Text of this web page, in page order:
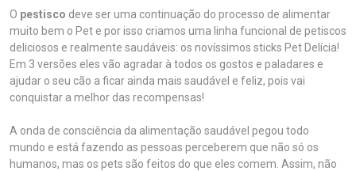
O pestisco deve ser uma continuação do processo de alimentar
muito bem o Pet e por isso criamos uma linha funcional de petiscos
deliciosos e realmente saudáveis: os novíssimos sticks Pet Delícia!
Em 3 versões eles vão agradar à todos os gostos e paladares e
ajudar o seu cão a ficar ainda mais saudável e feliz, pois vai
conquistar a melhor das recompensas!
A onda de consciência da alimentação saudável pegou todo
mundo e está fazendo as pessoas perceberem que não só os
humanos, mas os pets são feitos do que eles comem. Assim, não